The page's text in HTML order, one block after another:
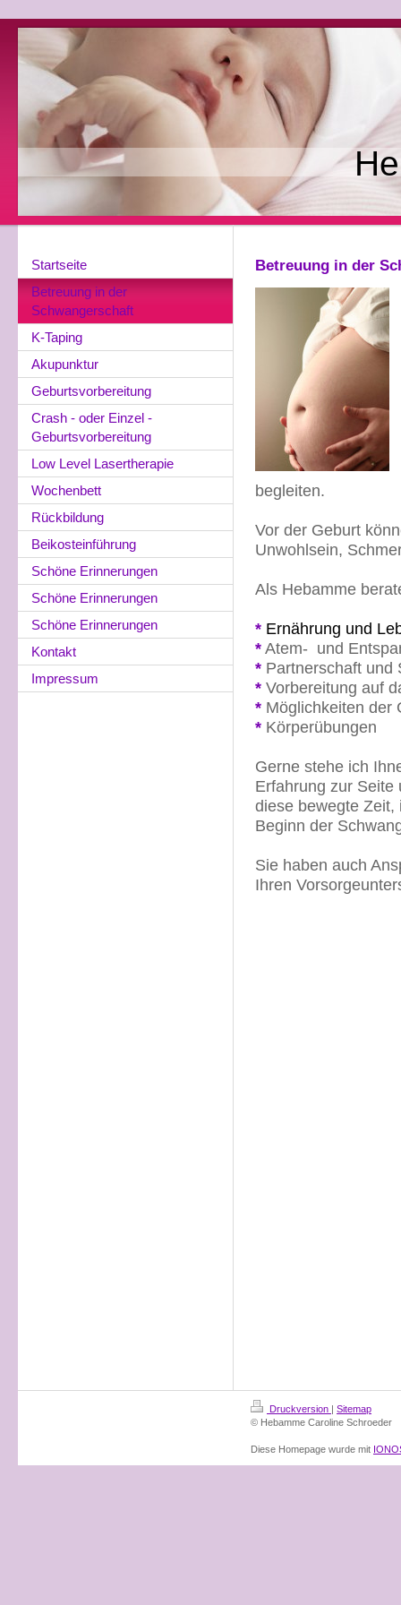
Startseite
Betreuung in der
Schwangerschaft
K-Taping
Akupunktur
Geburtsvorbereitung
Crash - oder Einzel -
Geburtsvorbereitung
Low Level Lasertherapie
Wochenbett
Rückbildung
Beikosteinführung
Schöne Erinnerungen
Schöne Erinnerungen
Schöne Erinnerungen
Kontakt
Impressum
Betreuung in der
begleiten.
Vor der Geburt
Unwohlsein,
Als Hebamme
* Ernährung und
*Atem- und
* Partnerschaft und
* Vorbereitung auf
* Möglichkeiten der
* Körperübungen
Gerne stehe ich
Erfahrung zur Seite
diese bewegte
Beginn der
Sie haben auch
Ihren
Druckversion | Sitemap
© Hebamme Caroline Schroeder
Diese Homepage wurde mit